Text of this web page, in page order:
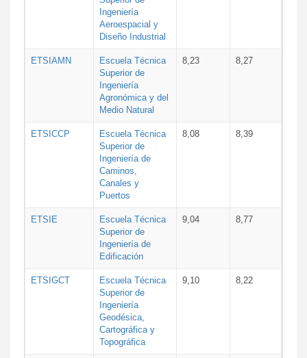
Ingeniería
Aeroespacial y
Diseño Industrial
ETSIAMN
Escuela Técnica
Superior de
Ingeniería
Agronómica y del
Medio Natural
8,23 8,27
ETSICCP
Escuela Técnica
Superior de
Ingeniería de
Caminos,
Canales y
Puertos
8,08 8,39
ETSIE
Escuela Técnica
Superior de
Ingeniería de
Edificación
9,04 8,77
ETSIGCT
Escuela Técnica
Superior de
Ingeniería
Geodésica,
Cartográfica y
Topográfica
9,10 8,22